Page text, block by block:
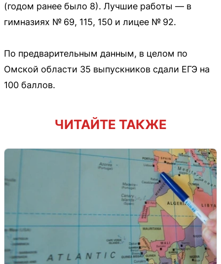
(годом ранее было 8). Лучшие работы — в
гимназиях № 69, 115, 150 и лицее № 92.
По предварительным данным, в целом по
Омской области 35 выпускников сдали ЕГЭ на
100 баллов.
ЧИТАЙТЕ ТАКЖЕ